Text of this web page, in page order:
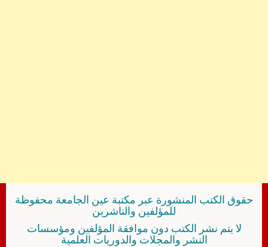
حقوق الكتب المنشورة عبر مكتبة عين الجامعة محفوظة
للمؤلفين والناشرين
لا يتم نشر الكتب دون موافقة المؤلفين ومؤسسات
النشر والمجلات والدوريات العلمية